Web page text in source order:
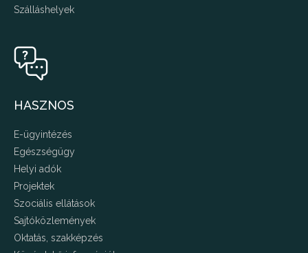
Szálláshelyek
HASZNOS
E-ügyintézés
Egészségügy
Helyi adók
Projektek
Szociális ellátások
Sajtóközlemények
Oktatás, szakképzés